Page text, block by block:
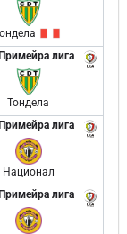
лига
Тондела
лига
Национал
лига